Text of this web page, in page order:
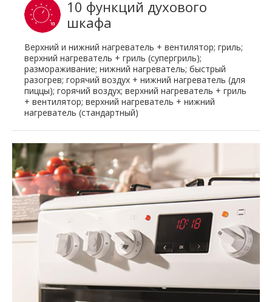
10 функций духового
шкафа
Верхний и нижний нагреватель + вентилятор; гриль;
верхний нагреватель + гриль (супергриль);
размораживание; нижний нагреватель; быстрый
разогрев; горячий воздух + нижний нагреватель (для
пиццы); горячий воздух; верхний нагреватель + гриль
+ вентилятор; верхний нагреватель + нижний
нагреватель (стандартный)